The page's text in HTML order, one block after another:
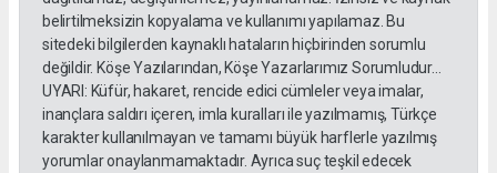
belirtilmeksizin kopyalama ve kullanımı yapılamaz. Bu
sitedeki bilgilerden kaynaklı hataların hiçbirinden sorumlu
değildir. Köşe Yazılarından, Köşe Yazarlarımız Sorumludur...
UYARI: Küfür, hakaret, rencide edici cümleler veya imalar,
inançlara saldırı içeren, imla kuralları ile yazılmamış, Türkçe
karakter kullanılmayan ve tamamı büyük harflerle yazılmış
yorumlar onaylanmamaktadır. Ayrıca suç teşkil edecek